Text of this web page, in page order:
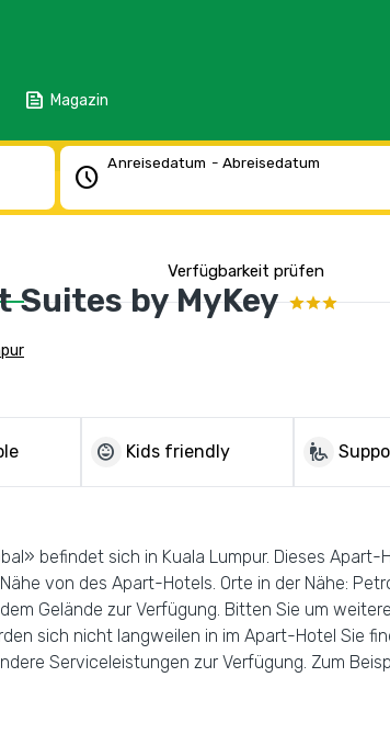
feed Magazin
schedule Anreisedatum - Abreisedatum
Verfügbarkeit prüfen
by MyKey
child_care Kids friendly wheelchair_pickup
befindet sich in Kuala Lumpur. Dieses
von des Apart-Hotels. Orte in der Nähe:
Gelände zur Verfügung. Bitten Sie um
sich nicht langweilen in im Apart-Hotel Sie
Serviceleistungen zur Verfügung. Zum